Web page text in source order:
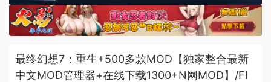
最终幻想7：重生+500多款MOD【独家整合最新
中文MOD管理器+在线下载1300+N网MOD】/FI